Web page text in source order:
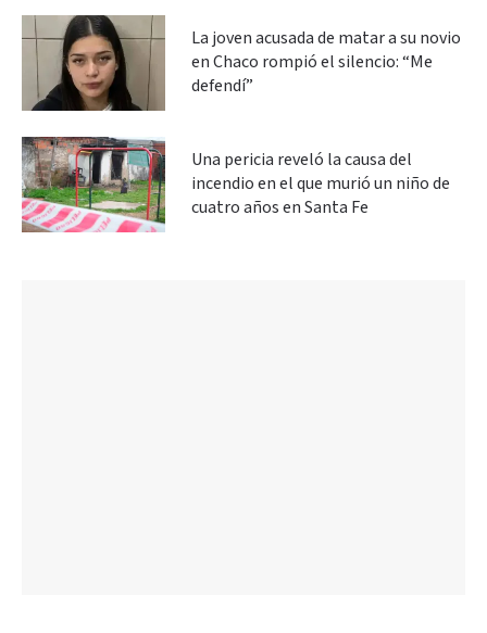
La joven acusada de matar a su novio
en Chaco rompió el silencio: “Me
defendí”
Una pericia reveló la causa del
incendio en el que murió un niño de
cuatro años en Santa Fe